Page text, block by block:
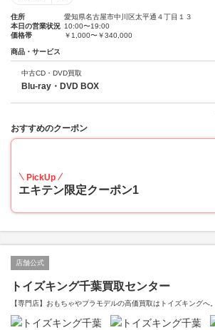
住所
愛知県名古屋市中川区太平通４丁目１３
本日の営業状況 10:00〜19:00
価格帯
￥1,000〜￥340,000
商品・サービス
中古CD・DVD買取
Blu-ray・DVD BOX
おすすめのクーポン
PickUp
エキテン限定クーポン1
店舗公式
トイズキング千葉買取センター
【専門店】おもちゃやプラモデルの高価買取はトイズキングへ。‎